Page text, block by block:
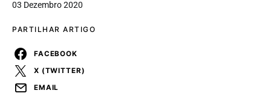
03 Dezembro 2020
PARTILHAR ARTIGO
FACEBOOK
X (TWITTER)
EMAIL